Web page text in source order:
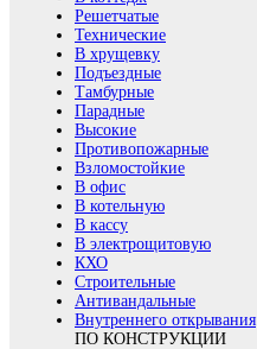
Решетчатые
Технические
В хрущевку
Подъездные
Тамбурные
Парадные
Высокие
Противопожарные
Взломостойкие
В офис
В котельную
В кассу
В электрощитовую
КХО
Строительные
Антивандальные
Внутреннего открывания
ПО КОНСТРУКЦИИ